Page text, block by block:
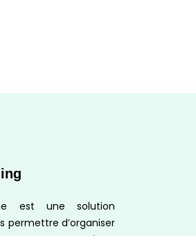
est une solution
permettre d’organiser